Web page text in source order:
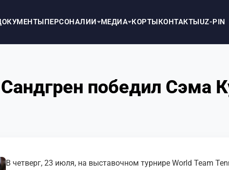
ПЕРСОНАЛИИ МЕДИА КОРТЫКОНТАКТЫUZ-PIN
победил Сэма
В четверг, 23 июля, на выставочном турнире World Team